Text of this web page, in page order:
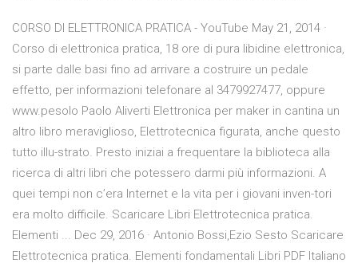
CORSO DI ELETTRONICA PRATICA - YouTube May 21, 2014 ·
Corso di elettronica pratica, 18 ore di pura libidine elettronica,
si parte dalle basi fino ad arrivare a costruire un pedale
effetto, per informazioni telefonare al 3479927477, oppure
www.pesolo Paolo Aliverti Elettronica per maker in cantina un
altro libro meraviglioso, Elettrotecnica figurata, anche questo
tutto illu-strato. Presto iniziai a frequentare la biblioteca alla
ricerca di altri libri che potessero darmi più informazioni. A
quei tempi non c’era Internet e la vita per i giovani inven-tori
era molto difficile. Scaricare Libri Elettrotecnica pratica.
Elementi ... Dec 29, 2016 · Antonio Bossi,Ezio Sesto Scaricare
Elettrotecnica pratica. Elementi fondamentali Libri PDF Italiano